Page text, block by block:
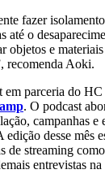
fazer
até o
objetos e
recomenda Aoki.
em parceria do
. O podcast
campanhas e
edição desse mês
de streaming
entrevistas na